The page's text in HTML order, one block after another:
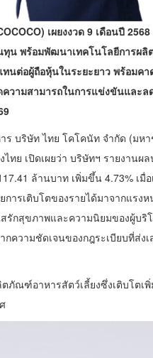
เผยงงวด 9 เดือนปี
น พร้อมพัฒนาเทคโนโลยีการผลิ
นต่อผู้ถือหุ้นในระยะยาว พร้อมค
ความสามารถในการแข่งขันและ
ร บริษัท ไทย โคโคนัท จำกัด (มห
ย เปิดเผยว่า บริษัทฯ รายงานผ
ล้านบาท เพิ่มขึ้น 4.73% เ
ารเติบโตของรายได้มาจากแร
รักสุขภาพและความนิยมของผู้บ
กความชัดเจนของกฎระเบียบที่ส่
ภัณฑ์อาหารสัตว์เลี้ยงซึ่งเติบโตเ